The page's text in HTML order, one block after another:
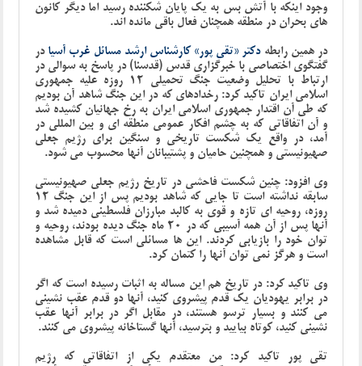
وجود اینکه با آتش بس به یک پایان شکننده رسید اما دیگر کانون
های بحران در منطقه همچنان فعال باقی مانده اند.
در همین رابطهدکتر «تقی پور» کارشناس ارشد مسائل غرب آسیا در
گفتگوی اختصاصی با خبرگزاری قدس (قدسنا) در پاسخ به سوالی در
ارتباط با تحلیل وضعیت جنگ تحمیلی 12 روزه علیه جمهوری
اسلامی ایران تاکید کرد: رخدادهای که در این جنگ شاهد آن بودیم
که طی آن اقتدار جمهوری اسلامی ایران به رخ جهانیان کشیده شد
و آن اتفاقاتی که به چشم افکار عمومی منطقه ای و بین المللی در
آمد، در واقع یک شکست تاریخی و سنگین برای رژیم جعلی
صهیونیستی و همچنین حامیان و پشتیبانان آنها محسوب می شود.
وی افزود: چنین شکست فاحشی در تاریخ رژیم جعلی صهیونیستی
سابقه نداشته است تا جایی که شاهد بودیم پس از این جنگ 12
روزه، روحیه ای تازه و قوی به کالبد مبارزان فلسطینی دمیده شد و
آنها پس از آن همه آسیبی که در 20 ماه جنگ دیده بودند، روحیه و
توان خود را بازیابی کردند. این ها مسائلی است که قابل مشاهده
است و هرگز نمی توان آنها را کتمان کرد.
وی تاکید کرد: در تاریخ هم این مساله به اثبات رسیده است که اگر
در برابر یهودیان یک قدم پیشروی کنید، آنها دو قدم عقب نشینی
می کنند و بسیار ترسو هستند، در مقابل اگر در برابر آنها عقب
نشینی کنید، کوتاه بیایید و بترسید، آنها گستاخانه پیشروی می کنند.
تقی پور تاکید کرد: من معتقدم یکی از اتفاقاتی که رژیم